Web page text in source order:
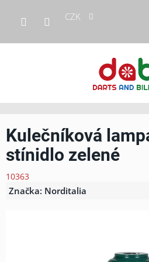
obsah
CZK
Kulečníková
stínidlo zelené
10363
Značka: Norditalia